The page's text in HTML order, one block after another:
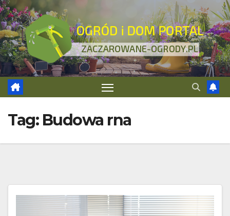
Skip
to
content
Tag: Budowa rna